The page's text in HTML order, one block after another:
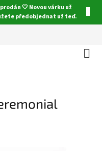
🤍 Novou várku už
předobjednat už teď.